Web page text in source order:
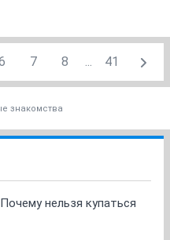
7 8 ... 41
знакомства
нельзя купаться